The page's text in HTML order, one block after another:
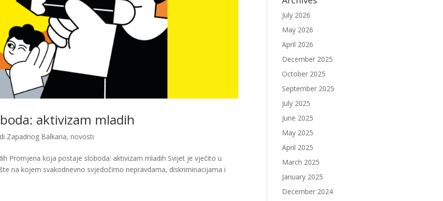
aktivizam mladih
Zapadnog Balkana,novosti
Promjena koja postaje sloboda: aktivizam mladih Svijet je vječito u
na kojem svakodnevno svjedočimo nepravdama, diskriminacijama i
July 2026
May 2026
April 2026
December 2025
October 2025
September 2025
July 2025
June 2025
May 2025
April 2025
March 2025
January 2025
December 2024